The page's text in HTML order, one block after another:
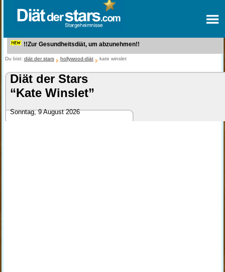
!!Zur Gesundheitsdiät, um abzunehmen!!
Du bist: diät der stars hollywood-diät kate winslet
Diät der Stars
“Kate Winslet”
Sonntag, 9 August 2026